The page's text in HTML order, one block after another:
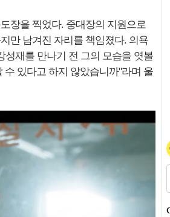
장을 찍었다. 중대장의 지원으로
만 남겨진 자리를 책임졌다. 의욕
성재를 만나기 전 그의 모습을 엿볼
수 있다고 하지 않았습니까"라며 울